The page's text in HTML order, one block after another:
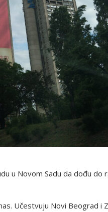
u Novom Sadu da dođu do
Učestvuju Novi Beograd i